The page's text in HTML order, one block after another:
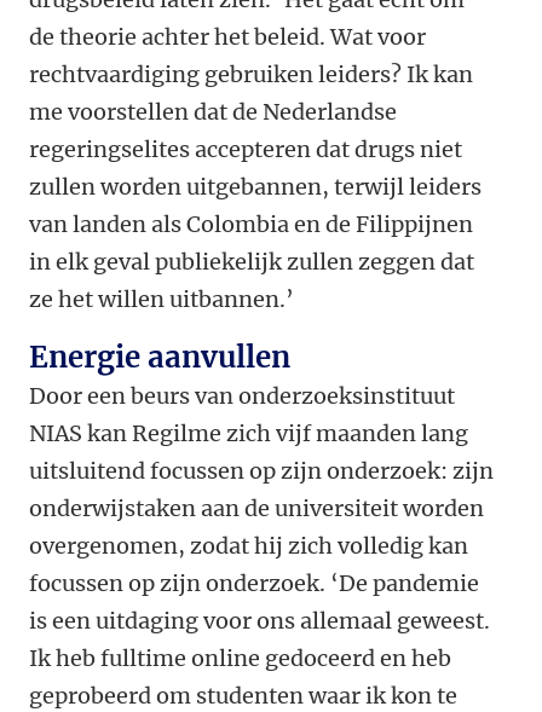
de theorie achter het beleid. Wat voor
rechtvaardiging gebruiken leiders? Ik kan
me voorstellen dat de Nederlandse
regeringselites accepteren dat drugs niet
zullen worden uitgebannen, terwijl leiders
van landen als Colombia en de Filippijnen
in elk geval publiekelijk zullen zeggen dat
ze het willen uitbannen.’
Energie aanvullen
Door een beurs van onderzoeksinstituut
NIAS kan Regilme zich vijf maanden lang
uitsluitend focussen op zijn onderzoek: zijn
onderwijstaken aan de universiteit worden
overgenomen, zodat hij zich volledig kan
focussen op zijn onderzoek. ‘De pandemie
is een uitdaging voor ons allemaal geweest.
Ik heb fulltime online gedoceerd en heb
geprobeerd om studenten waar ik kon te